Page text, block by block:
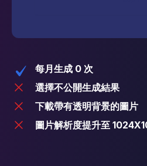
每月生成 0 次
選擇不公開生成結果
下載帶有透明背景的圖片
圖片解析度提升至